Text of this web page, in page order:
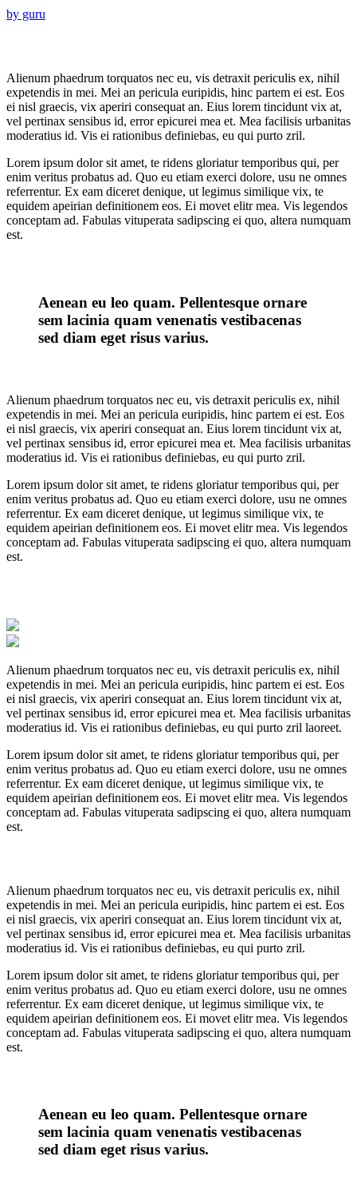
by guru
Alienum phaedrum torquatos nec eu, vis detraxit periculis ex, nihil
expetendis in mei. Mei an pericula euripidis, hinc partem ei est. Eos
ei nisl graecis, vix aperiri consequat an. Eius lorem tincidunt vix at,
vel pertinax sensibus id, error epicurei mea et. Mea facilisis urbanitas
moderatius id. Vis ei rationibus definiebas, eu qui purto zril.
Lorem ipsum dolor sit amet, te ridens gloriatur temporibus qui, per
enim veritus probatus ad. Quo eu etiam exerci dolore, usu ne omnes
referrentur. Ex eam diceret denique, ut legimus similique vix, te
equidem apeirian definitionem eos. Ei movet elitr mea. Vis legendos
conceptam ad. Fabulas vituperata sadipscing ei quo, altera numquam
est.
Aenean eu leo quam. Pellentesque ornare
sem lacinia quam venenatis vestibacenas
sed diam eget risus varius.
Alienum phaedrum torquatos nec eu, vis detraxit periculis ex, nihil
expetendis in mei. Mei an pericula euripidis, hinc partem ei est. Eos
ei nisl graecis, vix aperiri consequat an. Eius lorem tincidunt vix at,
vel pertinax sensibus id, error epicurei mea et. Mea facilisis urbanitas
moderatius id. Vis ei rationibus definiebas, eu qui purto zril.
Lorem ipsum dolor sit amet, te ridens gloriatur temporibus qui, per
enim veritus probatus ad. Quo eu etiam exerci dolore, usu ne omnes
referrentur. Ex eam diceret denique, ut legimus similique vix, te
equidem apeirian definitionem eos. Ei movet elitr mea. Vis legendos
conceptam ad. Fabulas vituperata sadipscing ei quo, altera numquam
est.
Alienum phaedrum torquatos nec eu, vis detraxit periculis ex, nihil
expetendis in mei. Mei an pericula euripidis, hinc partem ei est. Eos
ei nisl graecis, vix aperiri consequat an. Eius lorem tincidunt vix at,
vel pertinax sensibus id, error epicurei mea et. Mea facilisis urbanitas
moderatius id. Vis ei rationibus definiebas, eu qui purto zril laoreet.
Lorem ipsum dolor sit amet, te ridens gloriatur temporibus qui, per
enim veritus probatus ad. Quo eu etiam exerci dolore, usu ne omnes
referrentur. Ex eam diceret denique, ut legimus similique vix, te
equidem apeirian definitionem eos. Ei movet elitr mea. Vis legendos
conceptam ad. Fabulas vituperata sadipscing ei quo, altera numquam
est.
Alienum phaedrum torquatos nec eu, vis detraxit periculis ex, nihil
expetendis in mei. Mei an pericula euripidis, hinc partem ei est. Eos
ei nisl graecis, vix aperiri consequat an. Eius lorem tincidunt vix at,
vel pertinax sensibus id, error epicurei mea et. Mea facilisis urbanitas
moderatius id. Vis ei rationibus definiebas, eu qui purto zril.
Lorem ipsum dolor sit amet, te ridens gloriatur temporibus qui, per
enim veritus probatus ad. Quo eu etiam exerci dolore, usu ne omnes
referrentur. Ex eam diceret denique, ut legimus similique vix, te
equidem apeirian definitionem eos. Ei movet elitr mea. Vis legendos
conceptam ad. Fabulas vituperata sadipscing ei quo, altera numquam
est.
Aenean eu leo quam. Pellentesque ornare
sem lacinia quam venenatis vestibacenas
sed diam eget risus varius.